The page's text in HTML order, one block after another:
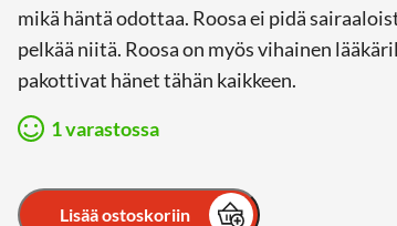
mikä häntä odottaa. Roosa ei pidä
pelkää niitä. Roosa on myös vihainen
pakottivat hänet tähän kaikkeen.
1 varastossa
Lisää ostoskoriin